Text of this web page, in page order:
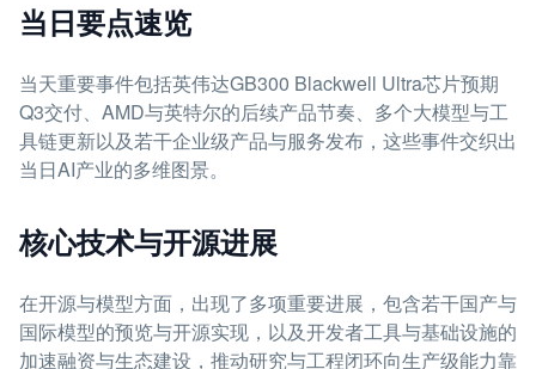
当日要点速览
当天重要事件包括英伟达GB300 Blackwell Ultra芯片预期
Q3交付、AMD与英特尔的后续产品节奏、多个大模型与工
具链更新以及若干企业级产品与服务发布，这些事件交织出
当日AI产业的多维图景。
核心技术与开源进展
在开源与模型方面，出现了多项重要进展，包含若干国产与
国际模型的预览与开源实现，以及开发者工具与基础设施的
加速融资与生态建设，推动研究与工程闭环向生产级能力靠